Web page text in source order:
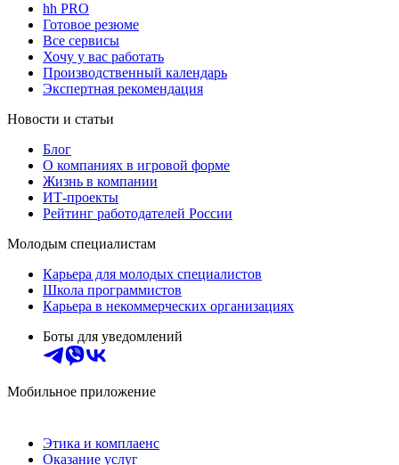
hh PRO
Готовое резюме
Все сервисы
Хочу у вас работать
Производственный календарь
Экспертная рекомендация
Новости и статьи
Блог
О компаниях в игровой форме
Жизнь в компании
ИТ-проекты
Рейтинг работодателей России
Молодым специалистам
Карьера для молодых специалистов
Школа программистов
Карьера в некоммерческих организациях
Боты для уведомлений
Мобильное приложение
Этика и комплаенс
Оказание услуг